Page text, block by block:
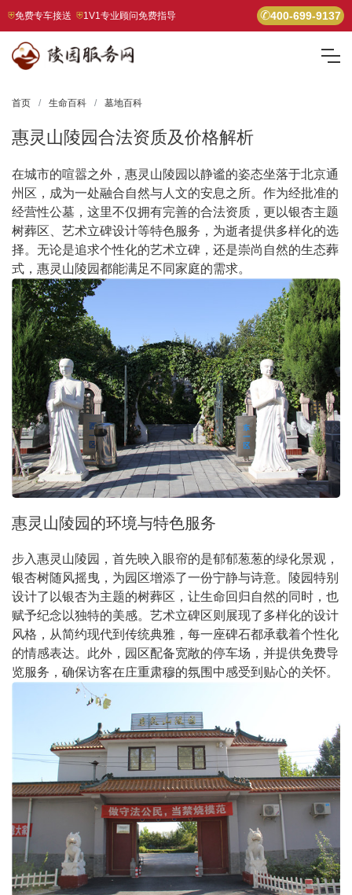
免费专车接送 1V1专业顾问免费指导 400-699-9137
首页 生命百科 墓地百科
惠灵山陵园合法资质及价格解析
在城市的喧嚣之外，惠灵山陵园以静谧的姿态坐落于北京通
州区，成为一处融合自然与人文的安息之所。作为经批准的
经营性公墓，这里不仅拥有完善的合法资质，更以银杏主题
树葬区、艺术立碑设计等特色服务，为逝者提供多样化的选
择。无论是追求个性化的艺术立碑，还是崇尚自然的生态葬
式，惠灵山陵园都能满足不同家庭的需求。
惠灵山陵园的环境与特色服务
步入惠灵山陵园，首先映入眼帘的是郁郁葱葱的绿化景观，
银杏树随风摇曳，为园区增添了一份宁静与诗意。陵园特别
设计了以银杏为主题的树葬区，让生命回归自然的同时，也
赋予纪念以独特的美感。艺术立碑区则展现了多样化的设计
风格，从简约现代到传统典雅，每一座碑石都承载着个性化
的情感表达。此外，园区配备宽敞的停车场，并提供免费导
览服务，确保访客在庄重肃穆的氛围中感受到贴心的关怀。